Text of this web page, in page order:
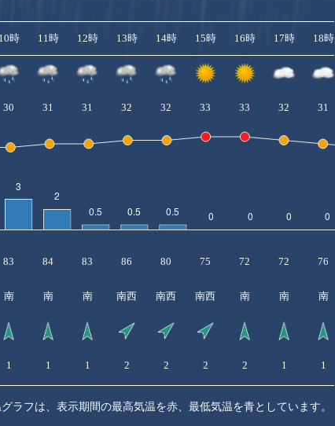
10時 11時 12時 13時 14時 15時 16時 17時 18時
30 31 31 32 32 33 33 32 31
83 84 83 86 80 75 72 72 76
南 南 南 南西 南西 南西 南 南 南
1 1 1 2 2 2 2 1 1
ラフは、表示期間の最高気温を赤、最低気温を青としています。